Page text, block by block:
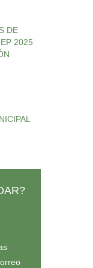
DE
2025